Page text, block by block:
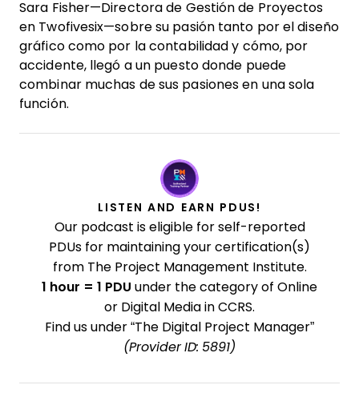
Sara Fisher—Directora de Gestión de Proyectos
en Twofivesix—sobre su pasión tanto por el diseño
gráfico como por la contabilidad y cómo, por
accidente, llegó a un puesto donde puede
combinar muchas de sus pasiones en una sola
función.
LISTEN AND EARN PDUS!
Our podcast is eligible for self-reported
PDUs for maintaining your certification(s)
from The Project Management Institute.
1 hour = 1 PDU under the category of Online
or Digital Media in CCRS.
Find us under “The Digital Project Manager”
(Provider ID: 5891)